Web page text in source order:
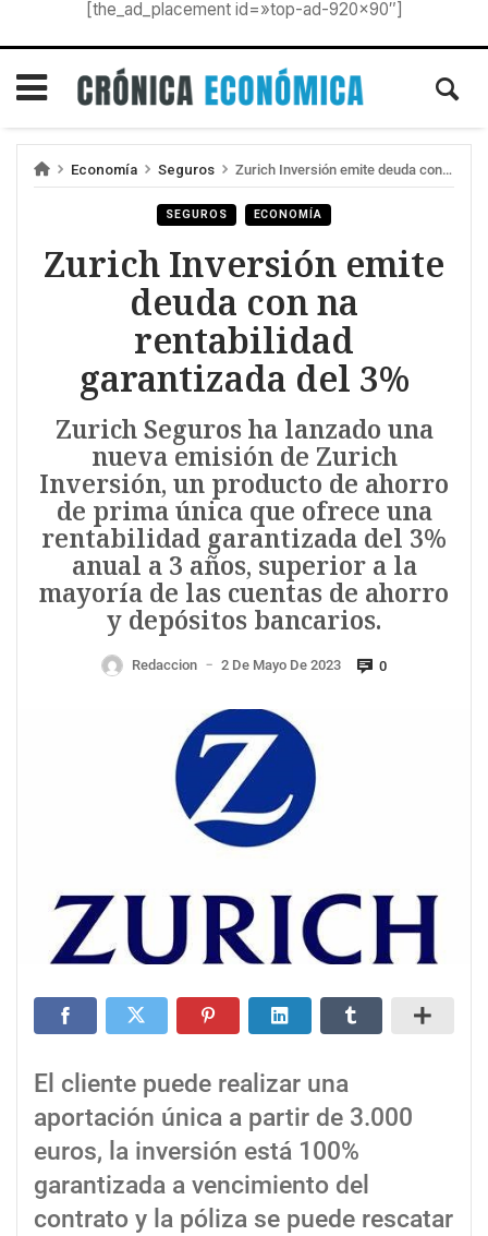
[the_ad_placement id=»top-ad-920×90″]
Economía Seguros Zurich Inversión emite deuda con na rentabilidad garantizada del 3%
SEGUROS ECONOMÍA
Zurich Inversión emite
deuda con na
rentabilidad
garantizada del 3%
Zurich Seguros ha lanzado una
nueva emisión de Zurich
Inversión, un producto de ahorro
de prima única que ofrece una
rentabilidad garantizada del 3%
anual a 3 años, superior a la
mayoría de las cuentas de ahorro
y depósitos bancarios.
Redaccion — 2 De Mayo De 2023 0
El cliente puede realizar una
aportación única a partir de 3.000
euros, la inversión está 100%
garantizada a vencimiento del
contrato y la póliza se puede rescatar